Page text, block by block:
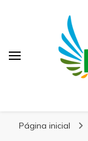
Página inicial